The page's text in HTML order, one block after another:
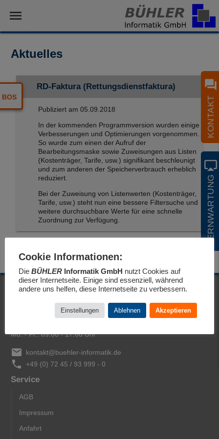
menu
question_answer
KONTAKT
airplay
FERNWARTUNG
Aktuelles
BOS
RD-Faktura (Rettungsdienstfaktura)
Publiziert am05.09.2018
In der kommenden Programmversion wurden einige
Verbesserungen und Optimierungen vorgenommen.
So wurde zum einen der Aufruf der
Bearbeitungsmaske sowie Zuweisungen aus Listen
(Kostenträger, Tarife, usw.) signifikant beschleunigt
und zum anderen der Speicherverbrauch erheblich
reduziert.
Bei der Zuweisung von Listenwerten (Kostenträger,
Tarife, usw.) steht nun eine bessere Filtersuche und
weitere durchsuchbare Werte für eine schnelle
Zuordnung zur Verfügung.
76448 Durmersheim
Mo. - Fr.:09:00 - 17:00 Uhr
email kontakt@buehler-informatik.de
phone +49 (0) 72 45 / 93 999 - 0
Service
AGB
Impressum
Anfahrt
Cookie Informationen:
Die BÜHLER Informatik GmbH nutzt Cookies auf
dieser Internetseite. Einige sind essenziell, während
andere uns helfen, diese Internetseite zu verbessern.
Einstellungen Ablehnen Akzeptieren